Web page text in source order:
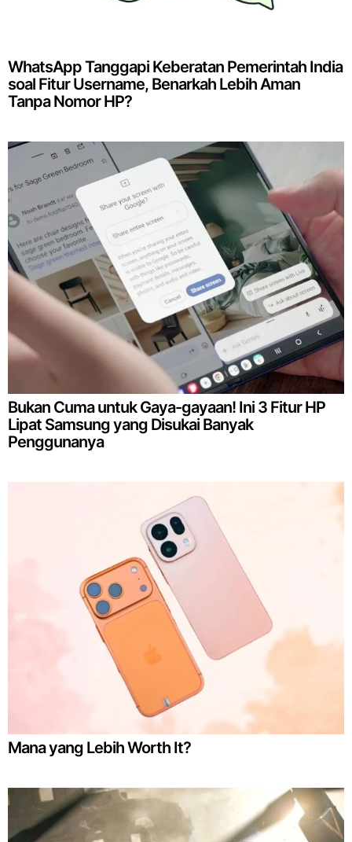
WhatsApp Tanggapi Keberatan Pemerintah India
soal Fitur Username, Benarkah Lebih Aman
Tanpa Nomor HP?
Bukan Cuma untuk Gaya-gayaan! Ini 3 Fitur HP
Lipat Samsung yang Disukai Banyak
Penggunanya
Mana yang Lebih Worth It?